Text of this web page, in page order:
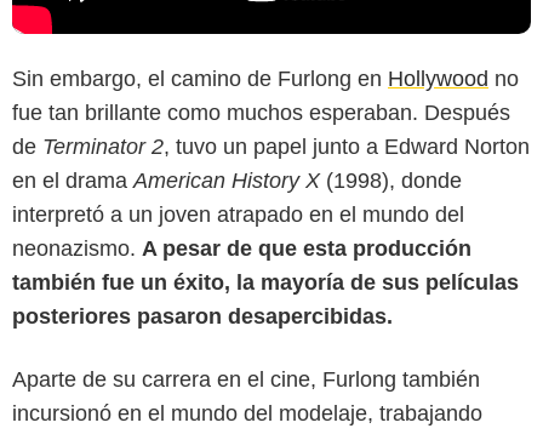
Sin embargo, el camino de Furlong en Hollywood no
fue tan brillante como muchos esperaban. Después
de Terminator 2, tuvo un papel junto a Edward Norton
en el dramaAmerican History X(1998), donde
interpretó a un joven atrapado en el mundo del
neonazismo. A pesar de que esta producción
también fue un éxito, la mayoría de sus películas
posteriores pasaron desapercibidas.
Aparte de su carrera en el cine, Furlong también
incursionó en el mundo del modelaje, trabajando
Indie Wire